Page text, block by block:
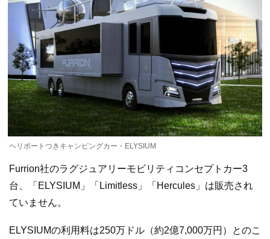
ヘリポートつきキャンピングカー・ELYSIUM
Furrion社のラグジュアリーモビリティコンセプトカー3
台、「ELYSIUM」「Limitless」「Hercules」は販売され
ていません。
ELYSIUMの利用料は250万ドル（約2億7,000万円）とのこ